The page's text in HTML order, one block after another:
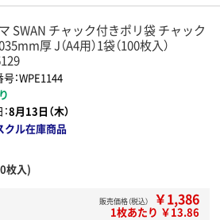
SWAN チャック付きポリ袋 チャック
厚 J（A4用）1袋（100枚入）
：WPE1144
8月13日（木）
クル在庫商品
枚入)
販売価格（税込） ￥1,386
1枚あたり ￥13.86